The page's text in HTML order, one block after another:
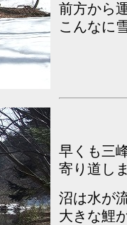
前方から
こんなに
早くも三
寄り道し
沼は水が
大きな鯉